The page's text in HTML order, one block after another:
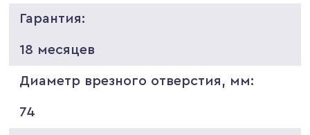
Гарантия:
18 месяцев
Диаметр врезного отверстия, мм:
74